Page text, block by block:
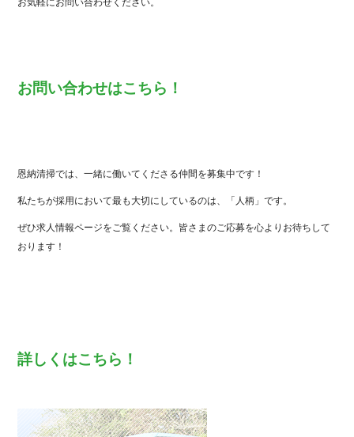
お気軽にお問い合わせください。
お問い合わせはこちら！
恩納清掃では、一緒に働いてくださる仲間を募集中です！
私たちが採用において最も大切にしているのは、「人柄」です。
ぜひ求人情報ページをご覧ください。皆さまのご応募を心よりお待ちして
おります！
詳しくはこちら！